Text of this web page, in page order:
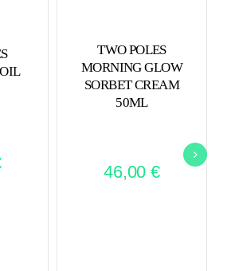
TWO POLES
MORNING GLOW
SORBET CREAM
50ML
46,00 €